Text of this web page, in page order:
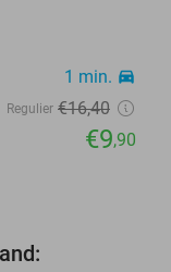
1 min. directions_car
Regulier €16,40
€9,90